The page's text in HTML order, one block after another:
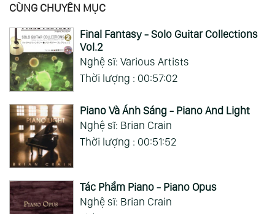
CÙNG CHUYÊN MỤC
Final Fantasy - Solo Guitar Collections
Vol.2
Nghệ sĩ: Various Artists
Thời lượng : 00:57:02
Piano Và Ánh Sáng - Piano And Light
Nghệ sĩ: Brian Crain
Thời lượng : 00:51:52
Tác Phẩm Piano - Piano Opus
Nghệ sĩ: Brian Crain